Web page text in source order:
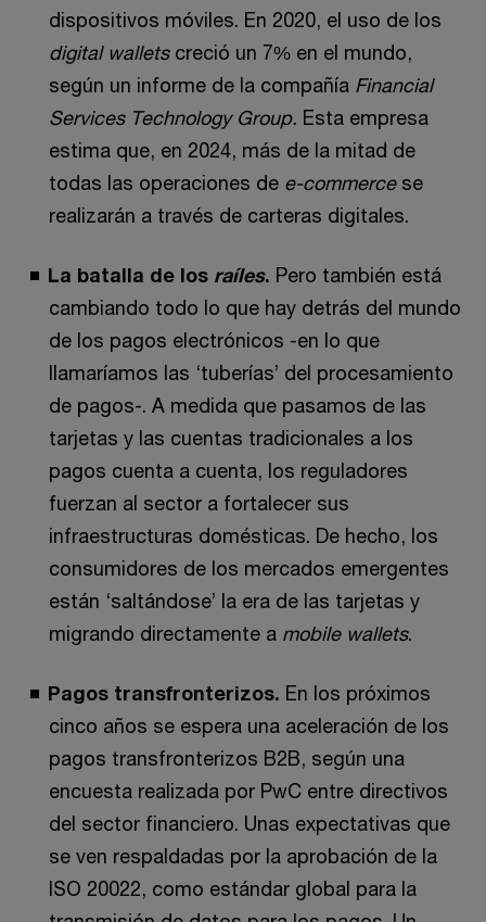
dispositivos móviles. En 2020, el uso de los
digital walletscreció un 7% en el mundo,
según un informe de la compañía Financial
Services Technology Group. Esta empresa
estima que, en 2024, más de la mitad de
todas las operaciones de e-commercese
realizarán a través de carteras digitales.
La batalla de los raíles. Pero también está
cambiando todo lo que hay detrás del mundo
de los pagos electrónicos -en lo que
llamaríamos las ‘tuberías’ del procesamiento
de pagos-. A medida que pasamos de las
tarjetas y las cuentas tradicionales a los
pagos cuenta a cuenta, los reguladores
fuerzan al sector a fortalecer sus
infraestructuras domésticas. De hecho, los
consumidores de los mercados emergentes
están ‘saltándose’ la era de las tarjetas y
migrando directamente a mobile wallets.
Pagos transfronterizos. En los próximos
cinco años se espera una aceleración de los
pagos transfronterizos B2B, según una
encuesta realizada por PwC entre directivos
del sector financiero. Unas expectativas que
se ven respaldadas por la aprobación de la
ISO 20022, como estándar global para la